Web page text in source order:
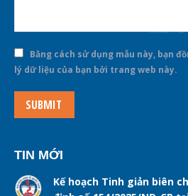
Bằng cách sử dụng mẫu này, bạn
lý dữ liệu của bạn bởi trang web này.
SUBMIT
TIN MỚI
Kế hoạch Tinh giản biên